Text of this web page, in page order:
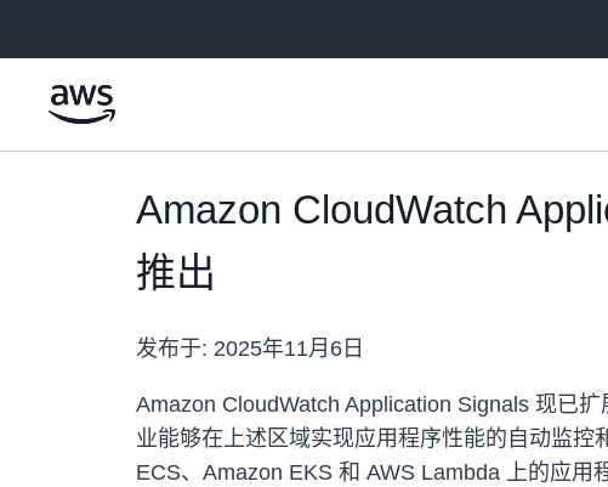
Amazon CloudWatch
推出
发布于: 2025年11月6日
Amazon CloudWatch Application Signals 现已
业能够在上述区域实现应用程序性能的自动监
ECS、Amazon EKS 和 AWS Lambda 上的应